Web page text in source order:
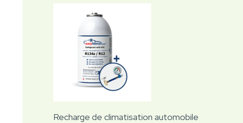
Recharge de climatisation automobile